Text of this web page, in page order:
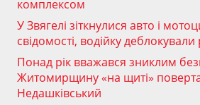
комплексом
У Звягелі зіткнулися авто і
свідомості, водійку
Понад рік вважався зниклим
Житомирщину «на щиті»
Недашківський